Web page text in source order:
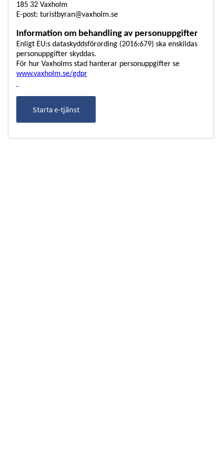
185 32 Vaxholm
E-post: turistbyran@vaxholm.se
Information om behandling av personuppgifter
Enligt EU:s dataskyddsförording (2016:679) ska enskildas
personuppgifter skyddas.
För hur Vaxholms stad hanterar personuppgifter se
www.vaxholm.se/gdpr
Starta e-tjänst